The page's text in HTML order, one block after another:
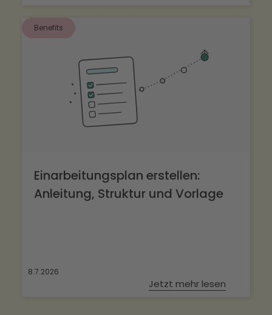
Benefits
Einarbeitungsplan erstellen:
Anleitung, Struktur und Vorlage
8.7.2026
Jetzt mehr lesen